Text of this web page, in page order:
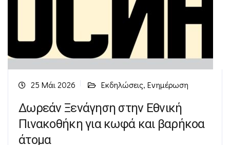
25 Μάι 2026 Εκδηλώσεις, Ενημέρωση
Δωρεάν Ξενάγηση στην Εθνική
Πινακοθήκη για κωφά και βαρήκοα
άτομα